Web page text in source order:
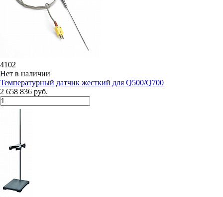
4102
Нет в наличии
Температурный датчик жесткий для Q500/Q700
2 658 836 руб.